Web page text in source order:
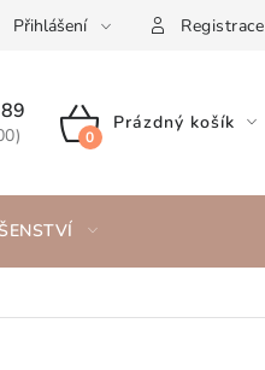
Přihlášení Registrace
NÁKUPNÍ
Prázdný košík